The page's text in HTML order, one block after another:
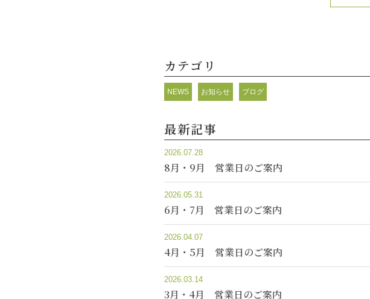
カテゴリ
NEWS お知らせ ブログ
最新記事
2026.07.28
8月・9月 営業日のご案内
2026.05.31
6月・7月 営業日のご案内
2026.04.07
4月・5月 営業日のご案内
2026.03.14
3月・4月 営業日のご案内